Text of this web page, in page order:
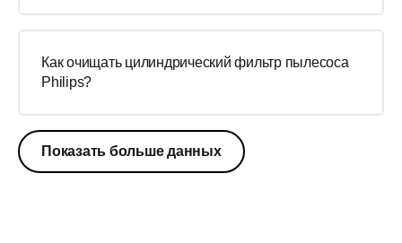
Как очищать цилиндрический фильтр пылесоса
Philips?
Показать больше данных